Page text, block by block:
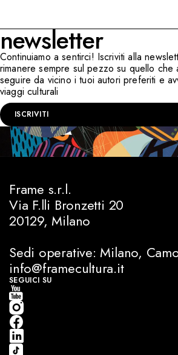
newsletter
Continuiamo a sentirci! Iscriviti alla
rimanere sempre sul pezzo su quello che
seguire da vicino i tuoi autori preferiti e
viaggi culturali
ISCRIVITI
Frame s.r.l.
Via F.lli Bronzetti 20
20129, Milano
Sedi operative: Milano,
info@framecultura.it
SEGUICI SU